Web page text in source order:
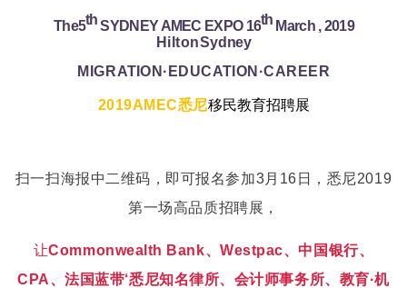
The5th SYDNEY AMEC EXPO 16th March , 2019
HiltonSydney
MIGRATION·EDUCAT ION·CAREER
2019AMEC悉尼移民教育招聘展
扫一扫海报中二维码，即可报名参加3月16日，悉尼2019
第一场高品质招聘展，
让Commonwealth Bank、Westpac、中国银行、
CPA、法国蓝带‘悉尼知名律所、会计师事务所、教育·机